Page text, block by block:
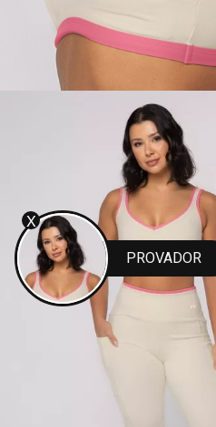
PROVADOR
X